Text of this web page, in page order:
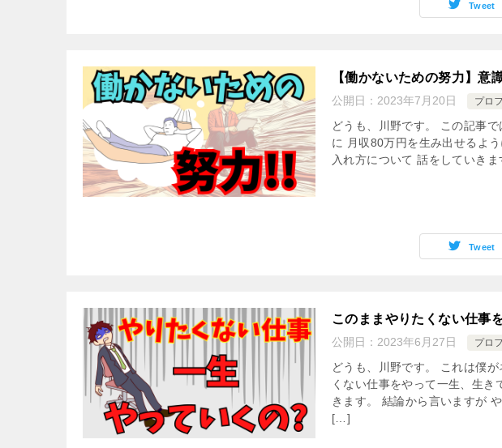
Tweet
【働かないための努力】意
公開日： 2023年7月20日 プロ
どうも、川野です。 この記事
に 月収80万円を生み出せるよ
入れ方について 話をしていき
Tweet
このままやりたくない仕事
公開日： 2023年6月27日 プロ
どうも、川野です。 これは僕
くない仕事をやって一生、生
きます。 結論から言いますが
[…]